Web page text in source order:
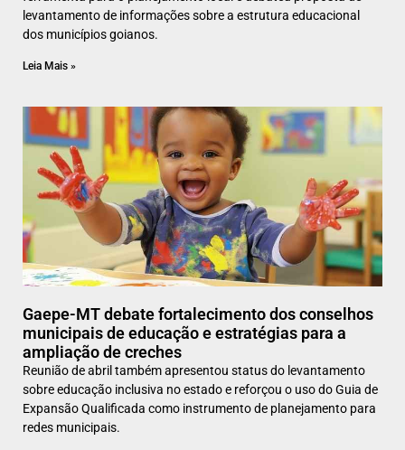
levantamento de informações sobre a estrutura educacional
dos municípios goianos.
Leia Mais »
Gaepe-MT debate fortalecimento dos conselhos
municipais de educação e estratégias para a
ampliação de creches
Reunião de abril também apresentou status do levantamento
sobre educação inclusiva no estado e reforçou o uso do Guia de
Expansão Qualificada como instrumento de planejamento para
redes municipais.